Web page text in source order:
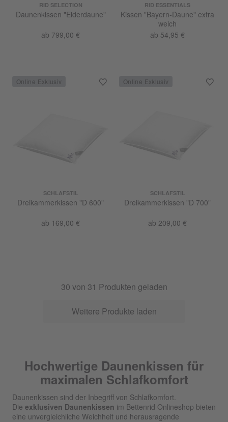
RID SELECTION
Daunenkissen "Eiderdaune"
ab 799,00 €
RID ESSENTIALS
Kissen "Bayern-Daune" extra
weich
ab 54,95 €
SCHLAFSTIL
Dreikammerkissen "D 600"
ab 169,00 €
SCHLAFSTIL
Dreikammerkissen "D 700"
ab 209,00 €
30 von 31 Produkten geladen
Weitere Produkte laden
Hochwertige Daunenkissen für
maximalen Schlafkomfort
Daunenkissen sind der Inbegriff von Schlafkomfort.
Die exklusiven Daunenkissen im Bettenrid Onlineshop bieten
eine unvergleichliche Weichheit und herausragende